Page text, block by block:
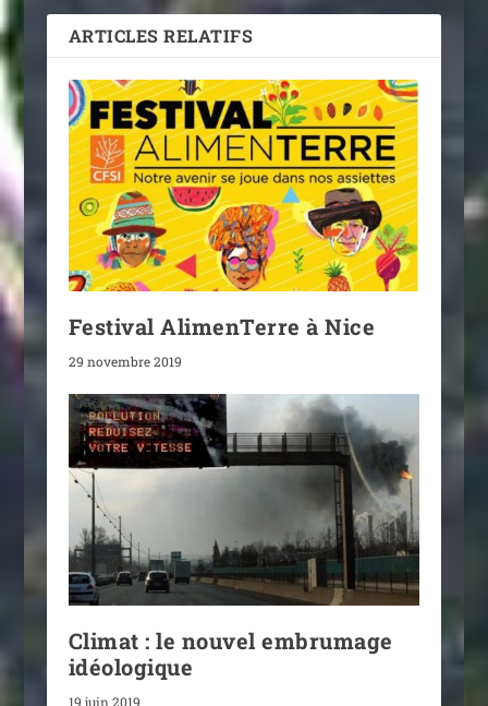
ARTICLES RELATIFS
Festival AlimenTerre à Nice
29 novembre 2019
Climat : le nouvel embrumage
idéologique
19 juin 2019